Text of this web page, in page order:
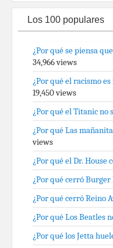
Los 100 populares
¿Por qué se piensa
34,966 views
¿Por qué el racismo
19,450 views
¿Por qué el Titanic no
¿Por qué Las
views
¿Por qué el Dr. House
¿Por qué cerró Burger
¿Por qué cerró Reino
¿Por qué Los Beatles
¿Por qué los Jetta